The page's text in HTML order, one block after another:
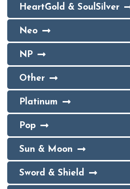
HeartGold & SoulSilver
Neo
NP
Other
Platinum
Pop
Sun & Moon
Sword & Shield